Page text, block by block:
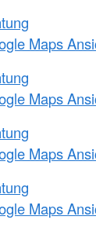
Maps
Maps
Maps
Maps